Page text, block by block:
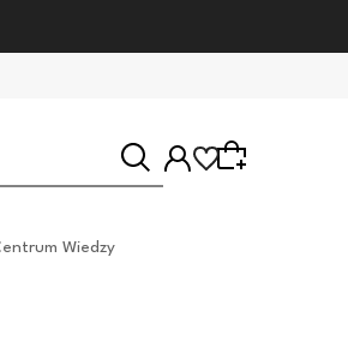
Wiedzy